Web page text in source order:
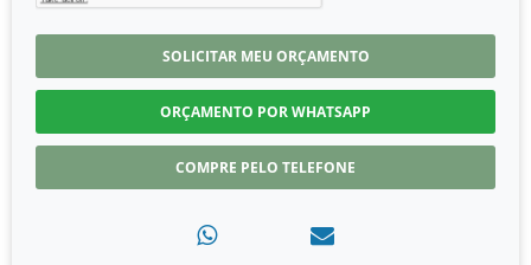
SOLICITAR MEU ORÇAMENTO
ORÇAMENTO POR WHATSAPP
COMPRE PELO TELEFONE